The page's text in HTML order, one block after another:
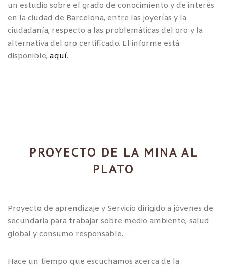
un estudio sobre el grado de conocimiento y de interés
en la ciudad de Barcelona, entre las joyerías y la
ciudadanía, respecto a las problemáticas del oro y la
alternativa del oro certificado. El informe está
disponible, aquí.
PROYECTO DE LA MINA AL
PLATO
Proyecto de aprendizaje y Servicio dirigido a jóvenes de
secundaria para trabajar sobre medio ambiente, salud
global y consumo responsable.
Hace un tiempo que escuchamos acerca de la